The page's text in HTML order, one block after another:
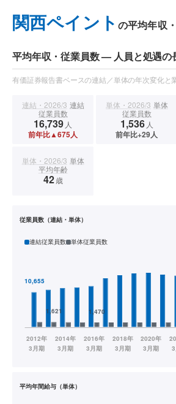
関西ペイント の平均年収
平均年収・従業員数 — 人員と処遇の
有価証券報告書ベースの連結／単体の年次変化と
連結・2026/3 連結
従業員数
16,739 人
前年比▲675人
単体・2026/3 単体
従業員数
1,536 人
前年比+29人
単体・2026/3 単体
平均年齢
42歳
従業員数（連結・単体）
連結従業員数 単体従業員数
平均年間給与（単体）